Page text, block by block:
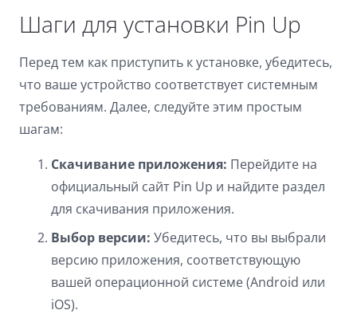
Шаги для установки Pin Up
Перед тем как приступить к установке, убедитесь,
что ваше устройство соответствует системным
требованиям. Далее, следуйте этим простым
шагам:
Скачивание приложения: Перейдите на
официальный сайт Pin Up и найдите раздел
для скачивания приложения.
Выбор версии: Убедитесь, что вы выбрали
версию приложения, соответствующую
вашей операционной системе (Android или
iOS).
brightness_high Bright contrast
format_underlined Underline links
all
options